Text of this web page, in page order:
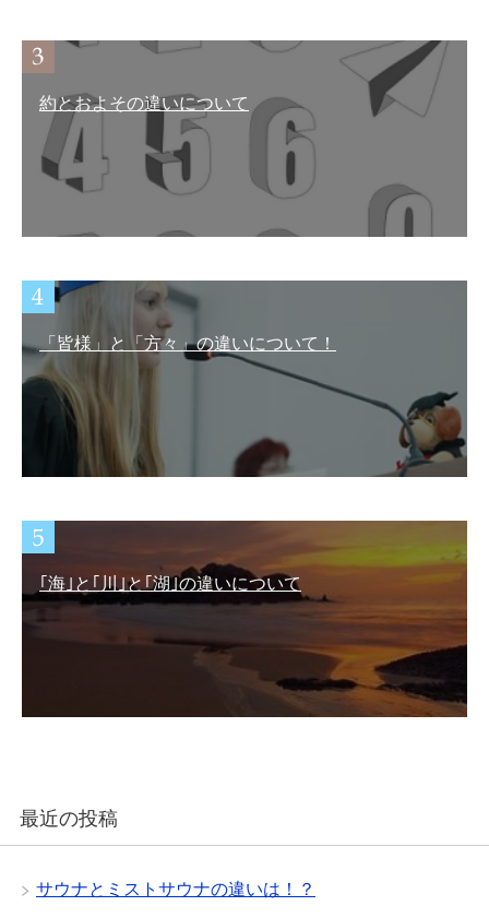
約とおよその違いについて
「皆様」と「方々」の違いについて！
｢海｣と｢川｣と｢湖｣の違いについて
最近の投稿
サウナとミストサウナの違いは！？